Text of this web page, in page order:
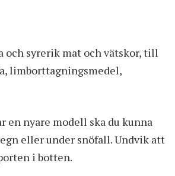
och syrerik mat och vätskor, till
limborttagningsmedel,
en nyare modell ska du kunna
eller under snöfall. Undvik att
i botten.